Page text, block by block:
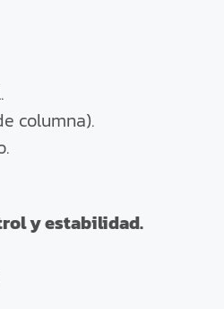
columna).
y estabilidad.